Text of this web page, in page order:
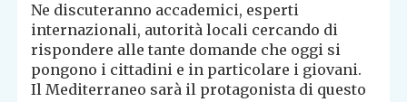
Ne discuteranno accademici, esperti
internazionali, autorità locali cercando di
rispondere alle tante domande che oggi si
pongono i cittadini e in particolare i giovani.
Il Mediterraneo sarà il protagonista di questo